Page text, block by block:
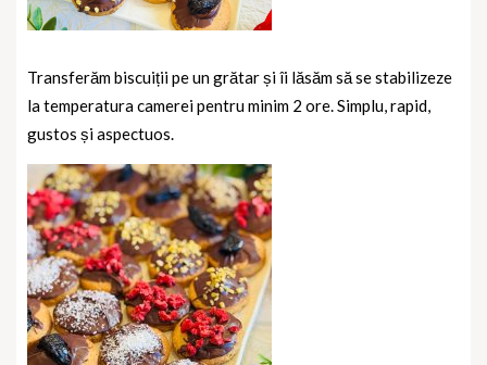
Transferăm biscuiții pe un grătar și îi lăsăm să se stabilizeze
la temperatura camerei pentru minim 2 ore. Simplu, rapid,
gustos și aspectuos.